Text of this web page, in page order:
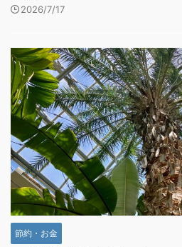
2026/7/17
節約・お金